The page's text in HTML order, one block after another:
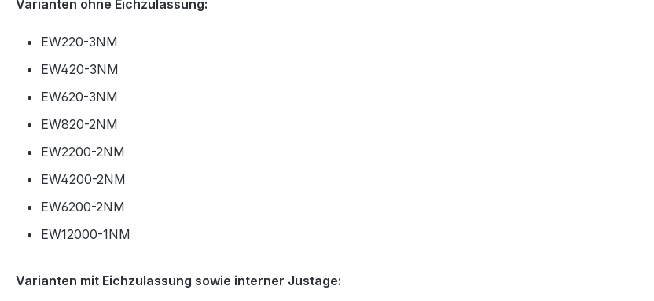
Varianten ohne Eichzulassung:
EW220-3NM
EW420-3NM
EW620-3NM
EW820-2NM
EW2200-2NM
EW4200-2NM
EW6200-2NM
EW12000-1NM
Varianten mit Eichzulassung sowie interner Justage: